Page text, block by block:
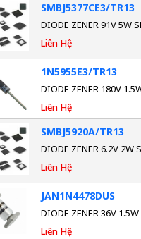
SMBJ5377CE3/TR13
DIODE ZENER 91V 5W
Liên Hệ
1N5955E3/TR13
DIODE ZENER 180V
Liên Hệ
SMBJ5920A/TR13
DIODE ZENER 6.2V 2W
Liên Hệ
JAN1N4478DUS
DIODE ZENER 36V
Liên Hệ